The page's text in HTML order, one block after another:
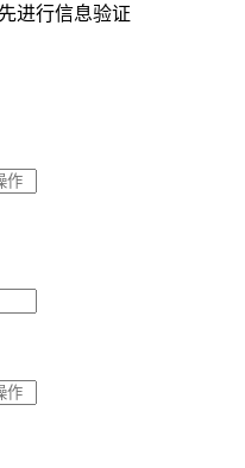
进行信息验证